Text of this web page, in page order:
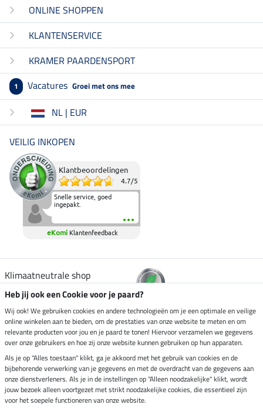
ONLINE SHOPPEN
KLANTENSERVICE
KRAMER PAARDENSPORT
1 Vacatures Groei met ons mee
NL | EUR
VEILIG INKOPEN
Klantbeoordelingen
4.7/5
Snelle service, goed
ingepakt.
eKomi Klantenfeedback
Klimaatneutrale shop
Verzending per
Veilig betalen met
Impressum
Heb jij ook een Cookie voor je paard?
Wij ook! We gebruiken cookies en andere technologieën om je een optimale en veilige
online winkelen aan te bieden, om de prestaties van onze website te meten en om
relevante producten voor jou en je paard te tonen! Hiervoor verzamelen we gegevens
over onze gebruikers en hoe zij onze website kunnen gebruiken op hun apparaten.
Als je op "Alles toestaan" klikt, ga je akkoord met het gebruik van cookies en de
bijbehorende verwerking van je gegevens en met de overdracht van de gegevens aan
onze dienstverleners. Als je in de instellingen op "Alleen noodzakelijke" klikt, wordt
jouw bezoek alleen voortgezet met strikt noodzakelijke cookies, die essentieel zijn
voor het soepele functioneren van onze website.